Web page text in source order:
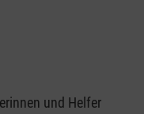
und Helfer